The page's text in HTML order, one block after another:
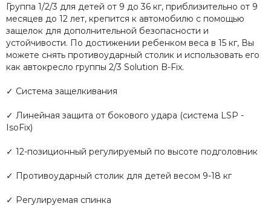
Группа 1/2/3 для детей от 9 до 36 кг, приблизительно от 9
месяцев до 12 лет, крепится к автомобилю с помощью
защелок для дополнительной безопасности и
устойчивости. По достижении ребенком веса в 15 кг, Вы
можете снять противоударный столик и использовать его
как автокресло группы 2/3 Solution B-Fix.
✓ Система защелкивания
✓ Линейная защита от бокового удара (система LSP -
IsoFix)
✓ 12-позиционный регулируемый по высоте подголовник
✓ Противоударный столик для детей весом 9-18 кг
✓ Регулируемая спинка